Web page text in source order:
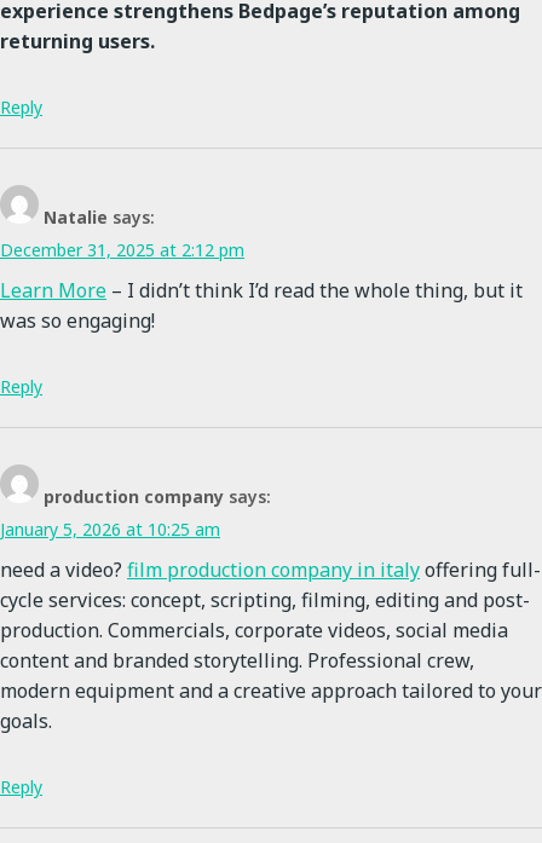
experience strengthens Bedpage’s reputation among
returning users.
Reply
Natalie says:
December 31, 2025 at 2:12 pm
Learn More – I didn’t think I’d read the whole thing, but it
was so engaging!
Reply
production company says:
January 5, 2026 at 10:25 am
need a video? film production company in italyoffering full-
cycle services: concept, scripting, filming, editing and post-
production. Commercials, corporate videos, social media
content and branded storytelling. Professional crew,
modern equipment and a creative approach tailored to your
goals.
Reply